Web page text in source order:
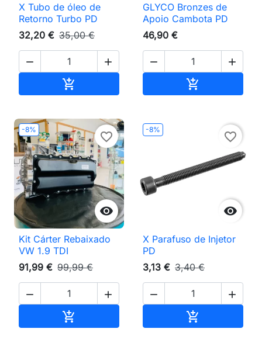
X Tubo de óleo de
Retorno Turbo PD
32,20 € 35,00 €
 

GLYCO Bronzes de
Apoio Cambota PD
46,90 €
 

-8%

favorite_border
Kit Cárter Rebaixado
VW 1.9 TDI
91,99 € 99,99 €
 

-8%

favorite_border
X Parafuso de Injetor
PD
3,13 € 3,40 €
 
